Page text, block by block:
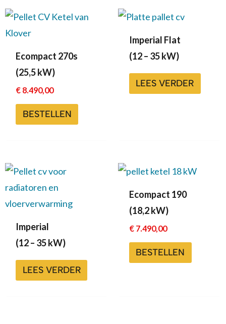
Ecompact 270s
(25,5 kW)
€ 8.490,00
BESTELLEN
Imperial Flat
(12 – 35 kW)
LEES VERDER
Imperial
(12 – 35 kW)
LEES VERDER
Ecompact 190
(18,2 kW)
€7.490,00
BESTELLEN